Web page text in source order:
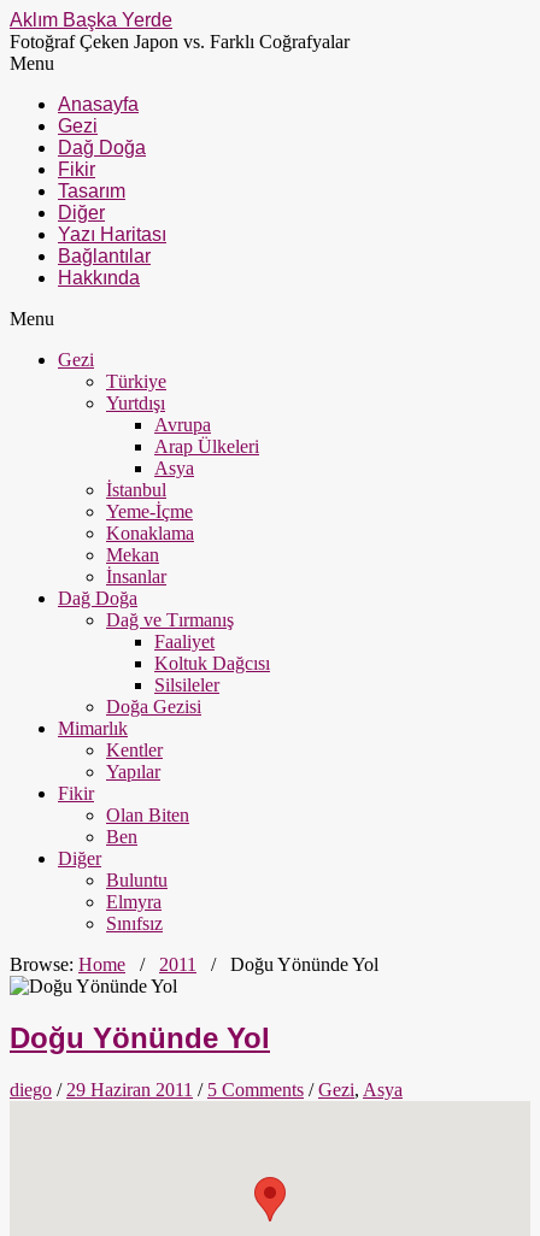
Aklım Başka Yerde
Fotoğraf Çeken Japon vs. Farklı Coğrafyalar
Menu
Anasayfa
Gezi
Dağ Doğa
Fikir
Tasarım
Diğer
Yazı Haritası
Bağlantılar
Hakkında
Menu
Gezi
Türkiye
Yurtdışı
Avrupa
Arap Ülkeleri
Asya
İstanbul
Yeme-İçme
Konaklama
Mekan
İnsanlar
Dağ Doğa
Dağ ve Tırmanış
Faaliyet
Koltuk Dağcısı
Silsileler
Doğa Gezisi
Mimarlık
Kentler
Yapılar
Fikir
Olan Biten
Ben
Diğer
Buluntu
Elmyra
Sınıfsız
Browse: Home / 2011 / Doğu Yönünde Yol
Doğu Yönünde Yol
diego / 29 Haziran 2011 / 5 Comments /Gezi, Asya